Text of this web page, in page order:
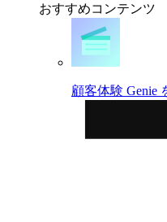
おすすめコンテンツ
顧客体験 Genie